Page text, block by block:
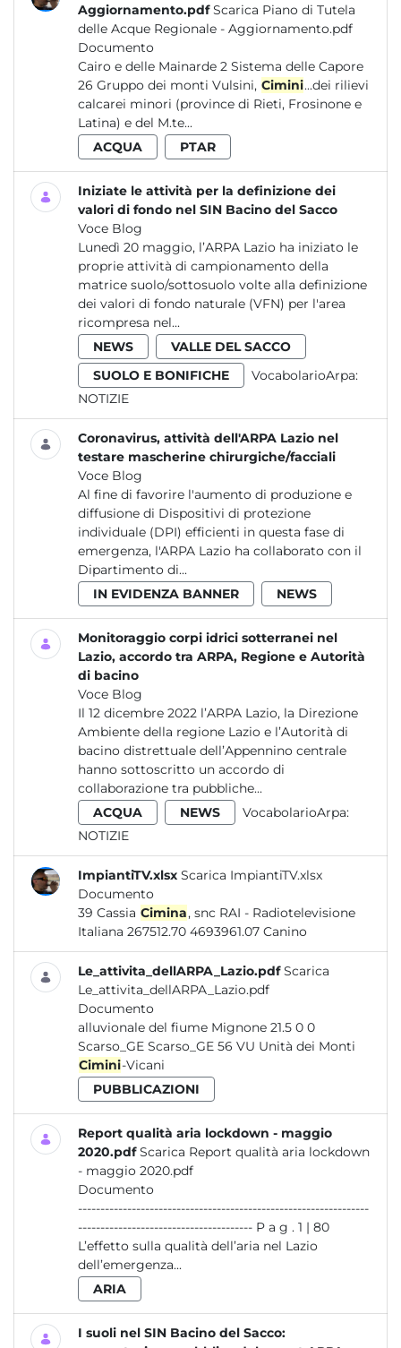
Aggiornamento.pdf Scarica Piano di Tutela
delle Acque Regionale - Aggiornamento.pdf
Documento
Cairo e delle Mainarde 2 Sistema delle Capore
26 Gruppo dei monti Vulsini, Cimini...dei rilievi
calcarei minori (province di Rieti, Frosinone e
Latina) e del M.te...
ACQUA
PTAR
Iniziate le attività per la definizione dei
valori di fondo nel SIN Bacino del Sacco
Voce Blog
Lunedì 20 maggio, l’ARPA Lazio ha iniziato le
proprie attività di campionamento della
matrice suolo/sottosuolo volte alla definizione
dei valori di fondo naturale (VFN) per l'area
ricompresa nel...
NEWS
VALLE DEL SACCO
SUOLO E BONIFICHE
VocabolarioArpa:
NOTIZIE
Coronavirus, attività dell'ARPA Lazio nel
testare mascherine chirurgiche/facciali
Voce Blog
Al fine di favorire l'aumento di produzione e
diffusione di Dispositivi di protezione
individuale (DPI) efficienti in questa fase di
emergenza, l'ARPA Lazio ha collaborato con il
Dipartimento di...
IN EVIDENZA BANNER
NEWS
Monitoraggio corpi idrici sotterranei nel
Lazio, accordo tra ARPA, Regione e Autorità
di bacino
Voce Blog
Il 12 dicembre 2022 l’ARPA Lazio, la Direzione
Ambiente della regione Lazio e l’Autorità di
bacino distrettuale dell’Appennino centrale
hanno sottoscritto un accordo di
collaborazione tra pubbliche...
ACQUA
NEWS
VocabolarioArpa:
NOTIZIE
ImpiantiTV.xlsx Scarica ImpiantiTV.xlsx
Documento
39 Cassia Cimina, snc RAI - Radiotelevisione
Italiana 267512.70 4693961.07 Canino
Le_attivita_dellARPA_Lazio.pdf Scarica
Le_attivita_dellARPA_Lazio.pdf
Documento
alluvionale del fiume Mignone 21.5 0 0
Scarso_GE Scarso_GE 56 VU Unità dei Monti
Cimini-Vicani
PUBBLICAZIONI
Report qualità aria lockdown - maggio
2020.pdf Scarica Report qualità aria lockdown
- maggio 2020.pdf
Documento
-----------------------------------------------------------------
--------------------------------------- P a g . 1 | 80
L’effetto sulla qualità dell’aria nel Lazio
dell’emergenza...
ARIA
I suoli nel SIN Bacino del Sacco: